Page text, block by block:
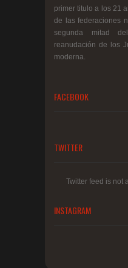
primer titulo a los 21
de las federaciones
segunda mitad
reanudación de los
moderna.
FACEBOOK
TWITTER
Twitter feed is not
INSTAGRAM